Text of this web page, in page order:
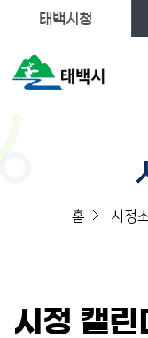
태백시청
홈 시정
시정 캘린